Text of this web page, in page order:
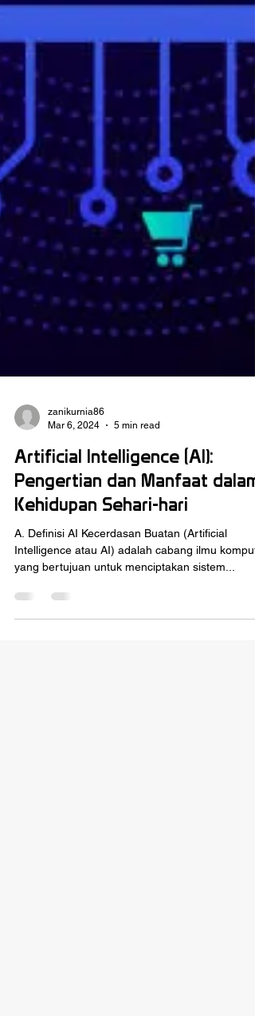
zanikurnia86
Mar 6, 2024
5 min read
Artificial Intelligence (AI):
Pengertian dan Manfaat dalam
Kehidupan Sehari-hari
Intelligence atau AI) adalah cabang ilmu
yang bertujuan untuk menciptakan sistem...